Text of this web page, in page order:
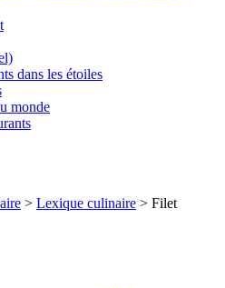
dans les étoiles
monde
> Lexique culinaire > Filet